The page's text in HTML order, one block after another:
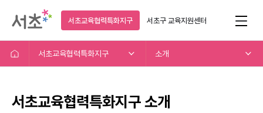
서초교육협력특화지구 서초구교육지원센터
서초교육협력특화지구 소개
서초교육협력특화지구 소개